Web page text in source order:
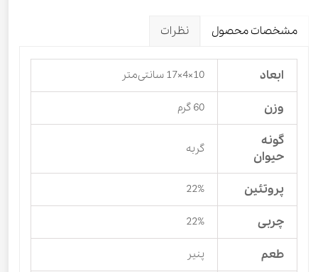
مشخصات محصول نظرات
ابعاد 10×4×17 سانتی‌متر
وزن 60 گرم
گونه
حیوان
گربه
پروتئین 22%
چربی 22%
طعم پنیر